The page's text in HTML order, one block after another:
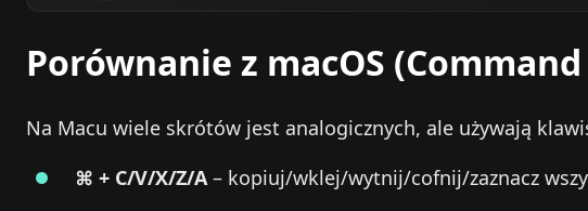
Porównanie z macOS
Na Macu wiele skrótów jest analogicznych, ale używają
⌘ + C/V/X/Z/A– kopiuj/wklej/wytnij/cofnij/zaznacz